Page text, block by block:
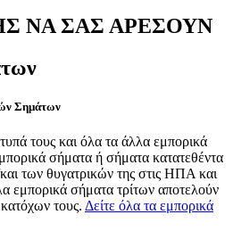
ΝΑ ΣΑΣ ΑΡΕΣΟΥΝ
Σημάτων
τους και όλα τα άλλα εμπορικά
σήματα ή σήματα κατατεθέντα
των θυγατρικών της στις ΗΠΑ και
εμπορικά σήματα τρίτων αποτελούν
κατόχων τους. Δείτε όλα τα εμπορικά